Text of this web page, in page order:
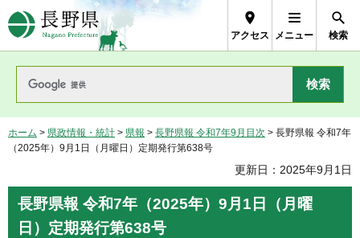
長野県Nagano Prefecture
アクセス メニュー 検索
ホーム > 県政情報・統計 > 県報 > 長野県報 令和7年9月目次 > 長野県報 令和7年
（2025年）9月1日（月曜日）定期発行第638号
更新日：2025年9月1日
長野県報 令和7年（2025年）9月1日（月曜
日）定期発行第638号